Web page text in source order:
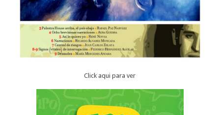
Click aqui para ver